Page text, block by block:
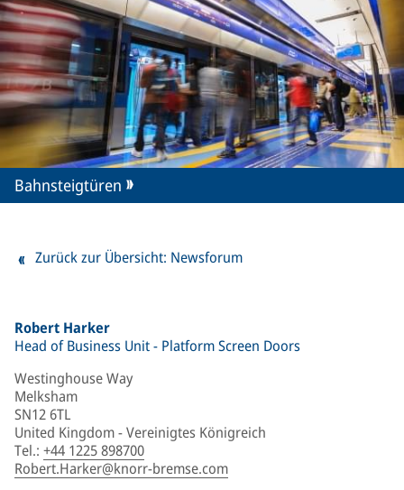
Robert Harker
Head of Business Unit - Platform Screen Doors
Westinghouse Way
Melksham
SN12 6TL
United Kingdom - Vereinigtes Königreich
Tel.: +44 1225 898700
Robert.Harker@knorr-bremse.com
Bahnsteigtüren
Zurück zur Übersicht: Newsforum